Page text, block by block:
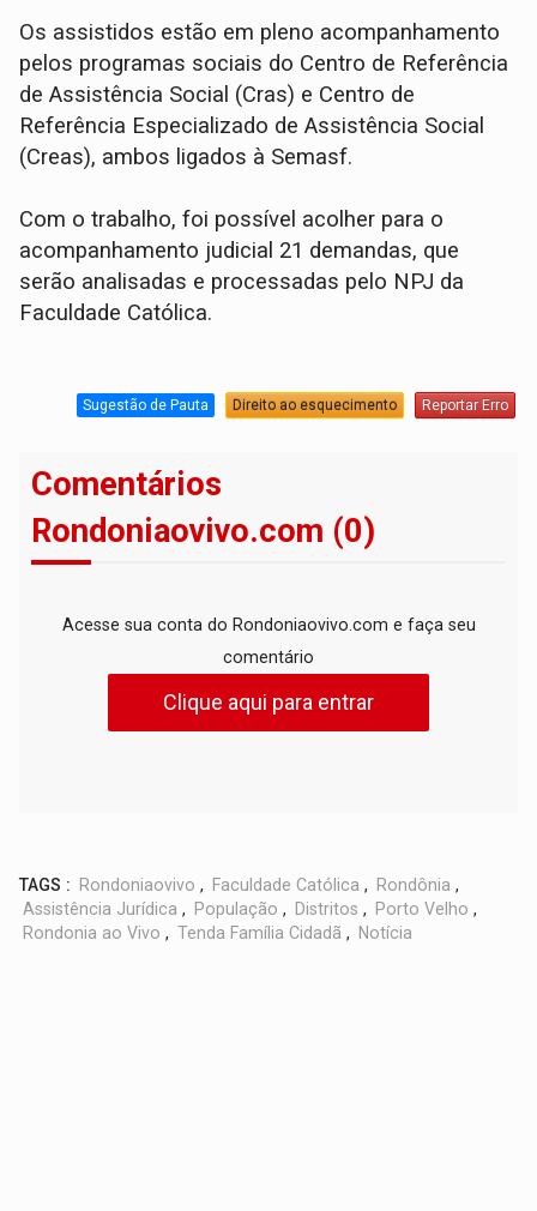
Os assistidos estão em pleno acompanhamento
pelos programas sociais do Centro de Referência
de Assistência Social (Cras) e Centro de
Referência Especializado de Assistência Social
(Creas), ambos ligados à Semasf.
Com o trabalho, foi possível acolher para o
acompanhamento judicial 21 demandas, que
serão analisadas e processadas pelo NPJ da
Faculdade Católica.
Sugestão de Pauta Direito ao esquecimento Reportar Erro
Comentários
Rondoniaovivo.com (0)
Acesse sua conta do Rondoniaovivo.com e faça seu
comentário
Clique aqui para entrar
TAGS : Rondoniaovivo , Faculdade Católica , Rondônia ,
Assistência Jurídica , População , Distritos , Porto Velho ,
Rondonia ao Vivo , Tenda Família Cidadã , Notícia